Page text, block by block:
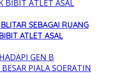
SEBAGAI RUANG
ATLET ASAL